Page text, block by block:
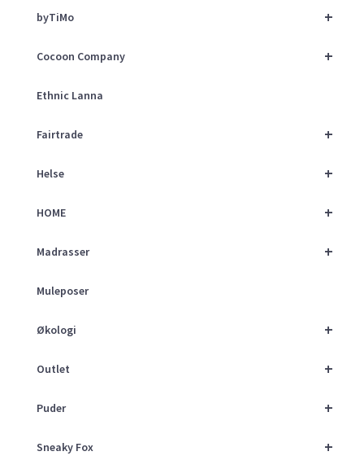
+
byTiMo
+
Cocoon Company
Ethnic Lanna
+
Fairtrade
+
Helse
+
HOME
+
Madrasser
Muleposer
+
Økologi
+
Outlet
+
Puder
+
Sneaky Fox